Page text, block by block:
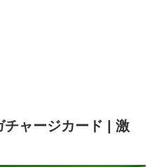
ャージカード | 激